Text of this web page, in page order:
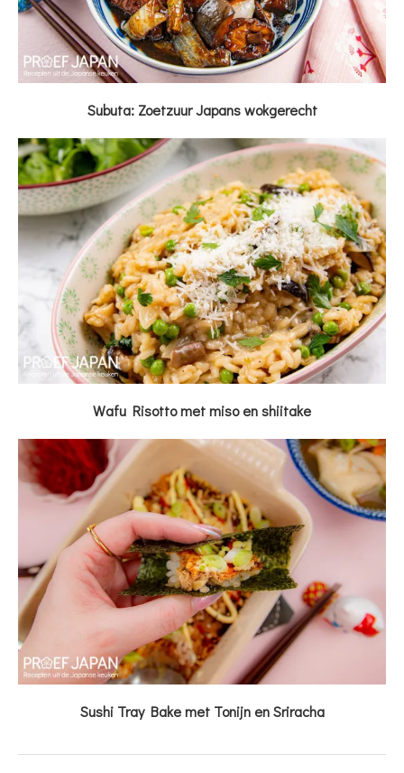
Subuta: Zoetzuur Japans wokgerecht
Wafu Risotto met miso en shiitake
Sushi Tray Bake met Tonijn en Sriracha